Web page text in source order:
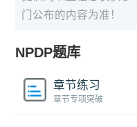
门公布的内容为准！
NPDP题库
章节练习
章节专项突破